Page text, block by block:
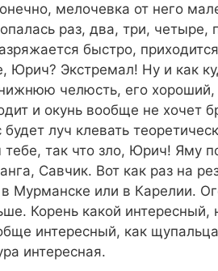
мелочевка от него
раз, два, три, четыре,
быстро,
Юрич? Экстремал! Ну и как
челюсть, его хороший,
и окунь вообще не хочет
луч клевать
так что зло, Юрич! Яму
Савчик. Вот как раз на
Мурманске или в Карелии.
Корень какой
интересный, как
интересная.